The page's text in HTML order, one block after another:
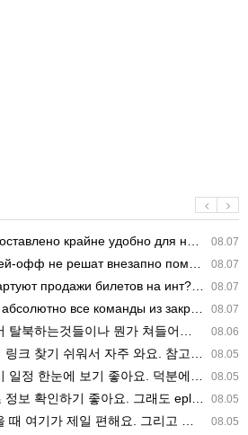
08.07
крайне удобно для нашего часово…
08.07
решат внезапно поменять. https:/…
08.07
продажи билетов на инт? https://g…
08.07
все команды из закрытых квали…
08.06
어오는 낌새를 미리 알아차리기 위함이지 저걸 전쟁준비라고 하…
08.05
와요. 참고로 무료스포츠중계 정보 확인할 때 출처 꼭 체크해요.…
08.05
아요. 덕분에 epl중계 볼 때 공식 중계 채널 먼저 찾아봐요. …
08.05
. 그래도 epl중계 볼 때 공식 중계 채널 먼저 찾아봐요. 북마크…
08.05
그리고 무료스포츠중계 정보 확인할 때 출처 꼭 체크해요. 앞…